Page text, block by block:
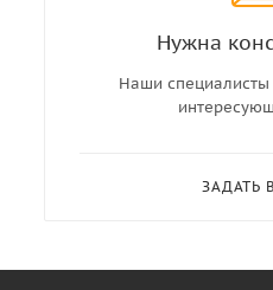
Нужна
Наши специалисты
ЗАДАТЬ